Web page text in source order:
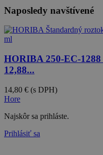
Naposledy navštívené
HORIBA 250-EC-
12,88...
14,80 € (s DPH)
Hore
Najskôr sa prihláste.
Prihlásiť sa